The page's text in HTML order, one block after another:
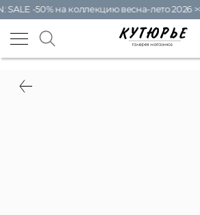
-50% на коллекцию весна-лето 2026 >>>